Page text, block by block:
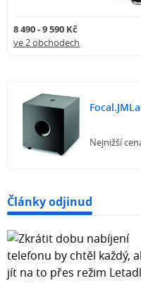
8 490 - 9 590 Kč
ve 2 obchodech
Nejnižší
Články odjinud